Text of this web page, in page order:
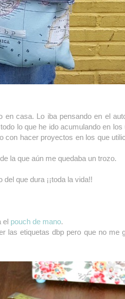
casa. Lo iba pensando en el
lo que he ido acumulando en
hacer proyectos en los que
la que aún me quedaba un trozo.
que dura ¡¡toda la vida!!
el pouch de mano.
las etiquetas dbp pero que no me